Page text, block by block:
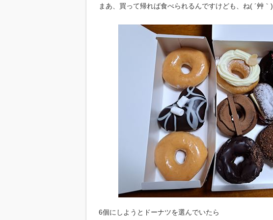
まあ、買って帰れば食べられるんですけども、ね( ´艸｀)
6個にしようとドーナツを選んでいたら